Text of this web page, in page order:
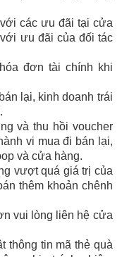
các ưu đãi tại cửa
ưu đãi của đối tác
đơn tài chính khi
lại, kinh doanh trái
và thu hồi voucher
vi mua đi bán lại,
và cửa hàng.
vượt quá giá trị của
thêm khoản chênh
vui lòng liên hệ cửa
thông tin mã thẻ quà